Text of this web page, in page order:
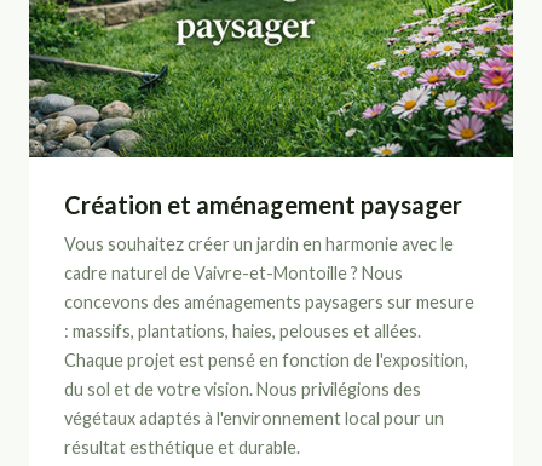
Création et aménagement paysager
Vous souhaitez créer un jardin en harmonie avec le
cadre naturel de Vaivre-et-Montoille ? Nous
concevons des aménagements paysagers sur mesure
: massifs, plantations, haies, pelouses et allées.
Chaque projet est pensé en fonction de l'exposition,
du sol et de votre vision. Nous privilégions des
végétaux adaptés à l'environnement local pour un
résultat esthétique et durable.